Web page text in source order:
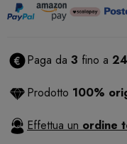
Paga da 3 fino a
Prodotto 100%
Effettua un ordine